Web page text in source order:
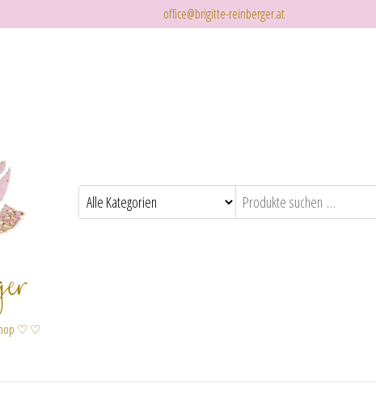
office@brigitte-reinberger.at
♡ ♡